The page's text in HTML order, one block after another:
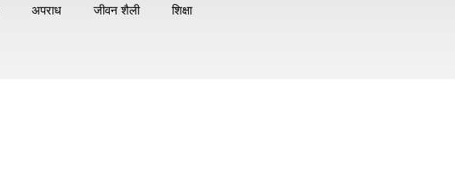
अपराध जीवन शैली शिक्षा